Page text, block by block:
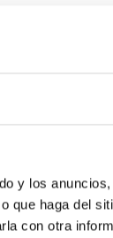
y los
que haga del
con otra